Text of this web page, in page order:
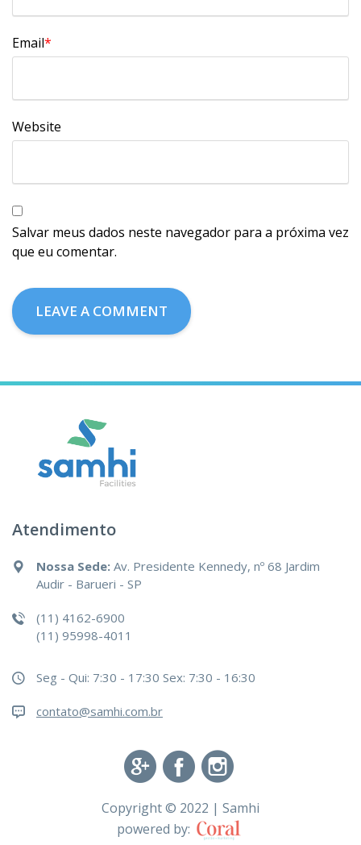
Email*
Website
Salvar meus dados neste navegador para a próxima vez
que eu comentar.
Atendimento
Nossa Sede: Av. Presidente Kennedy, nº 68 Jardim
Audir - Barueri - SP
(11) 4162-6900
(11) 95998-4011
Seg - Qui: 7:30 - 17:30 Sex: 7:30 - 16:30
contato@samhi.com.br
Copyright © 2022 | Samhi
powered by: